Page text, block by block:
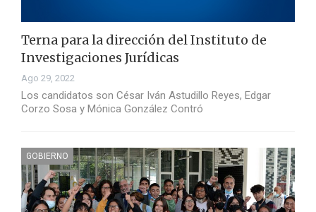
Terna para la dirección del Instituto de
Investigaciones Jurídicas
Ago 29, 2022
Los candidatos son César Iván Astudillo Reyes, Edgar
Corzo Sosa y Mónica González Contró
GOBIERNO